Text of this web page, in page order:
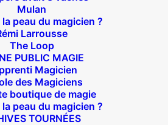
Mulan
peau du magicien ?
Larrousse
The Loop
PUBLIC MAGIE
Magicien
des Magiciens
boutique de magie
peau du magicien ?
TOURNÉES
– Loc :
À l’affiche
Big Mother
Zone Indigo